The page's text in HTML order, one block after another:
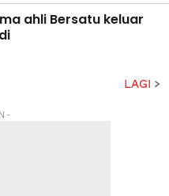
ahli Bersatu keluar
LAGI
-